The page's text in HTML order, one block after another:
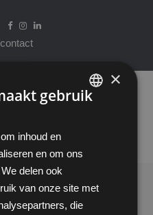
contact
S3
×
gebruik
inhoud en
en om ons
delen ook
van onze site met
die